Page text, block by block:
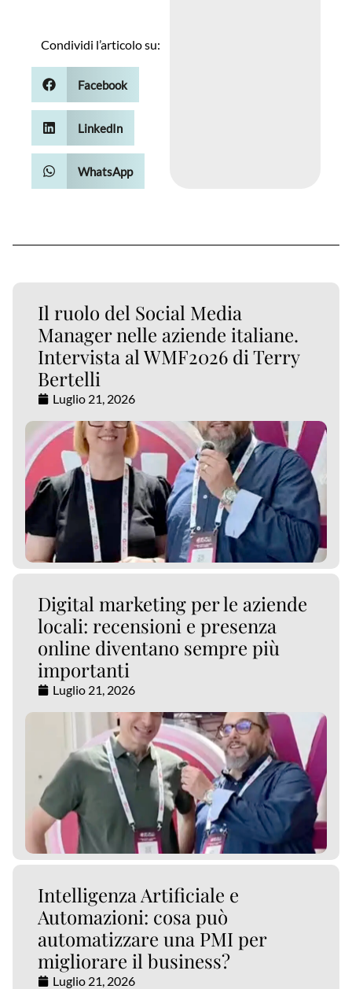
Condividi l’articolo su:
Facebook
LinkedIn
WhatsApp
Il ruolo del Social Media
Manager nelle aziende italiane.
Intervista al WMF2026 di Terry
Bertelli
Luglio 21, 2026
Digital marketing per le aziende
locali: recensioni e presenza
online diventano sempre più
importanti
Luglio 21, 2026
Intelligenza Artificiale e
Automazioni: cosa può
automatizzare una PMI per
migliorare il business?
Luglio 21, 2026